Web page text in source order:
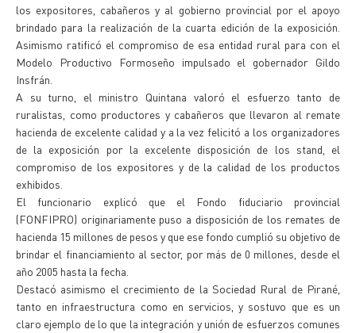
los expositores, cabañeros y al gobierno provincial por el apoyo
brindado para la realización de la cuarta edición de la exposición.
Asimismo ratificó el compromiso de esa entidad rural para con el
Modelo Productivo Formoseño impulsado el gobernador Gildo
Insfrán.
A su turno, el ministro Quintana valoró el esfuerzo tanto de
ruralistas, como productores y cabañeros que llevaron al remate
hacienda de excelente calidad y a la vez felicitó a los organizadores
de la exposición por la excelente disposición de los stand, el
compromiso de los expositores y de la calidad de los productos
exhibidos.
El funcionario explicó que el Fondo fiduciario provincial
(FONFIPRO) originariamente puso a disposición de los remates de
hacienda 15 millones de pesos y que ese fondo cumplió su objetivo de
brindar el financiamiento al sector, por más de 0 millones, desde el
año 2005 hasta la fecha.
Destacó asimismo el crecimiento de la Sociedad Rural de Pirané,
tanto en infraestructura como en servicios, y sostuvo que es un
claro ejemplo de lo que la integración y unión de esfuerzos comunes